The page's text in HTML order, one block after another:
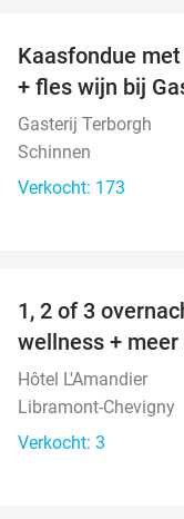
Kaasfondue
+ fles wijn bij
Gasterij Terborgh
Schinnen
Verkocht: 173
TODAY
1, 2 of 3
wellness +
Hôtel L'Amandier
Libramont-Chevigny
Verkocht: 3